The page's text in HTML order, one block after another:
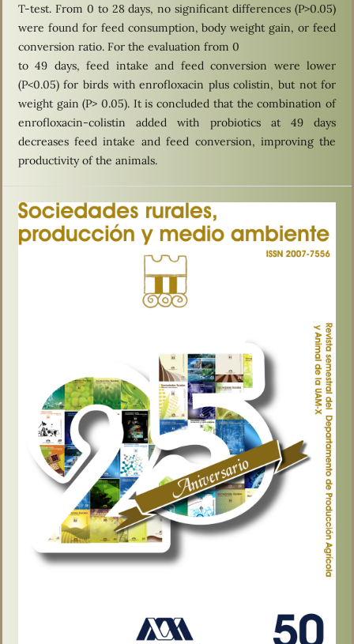
T-test. From 0 to 28 days, no significant differences (P>0.05)
were found for feed consumption, body weight gain, or feed
conversion ratio. For the evaluation from 0
to 49 days, feed intake and feed conversion were lower
(P<0.05) for birds with enrofloxacin plus colistin, but not for
weight gain (P> 0.05). It is concluded that the combination of
enrofloxacin-colistin added with probiotics at 49 days
decreases feed intake and feed conversion, improving the
productivity of the animals.